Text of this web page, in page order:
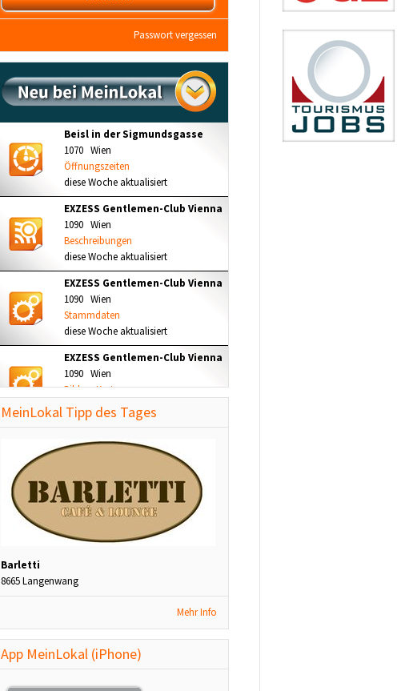
Passwort vergessen
Beisl in der Sigmundsgasse
1070 Wien
Öffnungszeiten
diese Woche aktualisiert
EXZESS Gentlemen-Club Vienna
1090 Wien
Beschreibungen
diese Woche aktualisiert
EXZESS Gentlemen-Club Vienna
1090 Wien
Stammdaten
diese Woche aktualisiert
EXZESS Gentlemen-Club Vienna
1090 Wien
Bilder - Karte
diese Woche aktualisiert
1090 Wien
diese Woche aktualisiert
MeinLokal Tipp des Tages
Barletti
8665 Langenwang
Mehr Info
App MeinLokal (iPhone)